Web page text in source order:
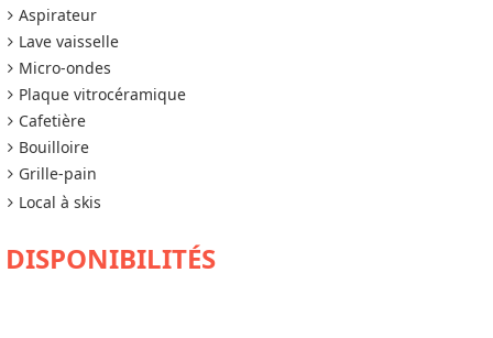
Aspirateur
Lave vaisselle
Micro-ondes
Plaque vitrocéramique
Cafetière
Bouilloire
Grille-pain
Local à skis
DISPONIBILITÉS